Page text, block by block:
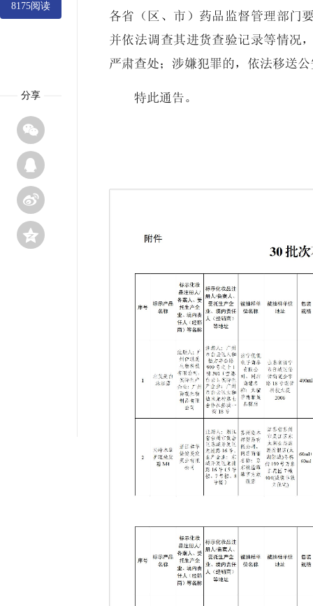
8175阅读
分享




各省（区、市）药品监督管理部门
并依法调查其进货查验记录等情况
严肃查处；涉嫌犯罪的，依法移送
特此通告。